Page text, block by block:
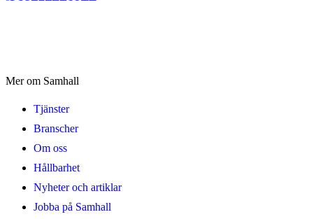
Mer om Samhall
Tjänster
Branscher
Om oss
Hållbarhet
Nyheter och artiklar
Jobba på Samhall